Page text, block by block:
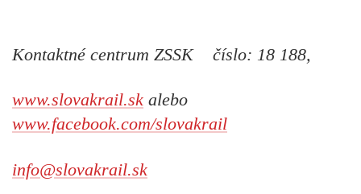
Kontaktné centrum ZSSK číslo: 18 188,
www.slovakrail.sk alebo
www.facebook.com/slovakrail
info@slovakrail.sk